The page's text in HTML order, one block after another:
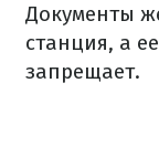
Документы
станция, а
запрещает.